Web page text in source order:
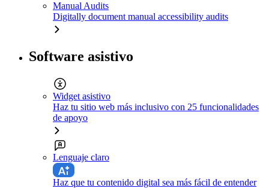
Manual Audits
Digitally document manual accessibility audits
Software asistivo
Widget asistivo
Haz tu sitio web más inclusivo con 25 funcionalidades
de apoyo
Lenguaje claro
Haz que tu contenido digital sea más fácil de entender